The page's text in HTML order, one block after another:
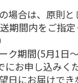
場合は、原則
期間内をご指
ク期間(5月1日
にお申し込みく
日にお届けでき